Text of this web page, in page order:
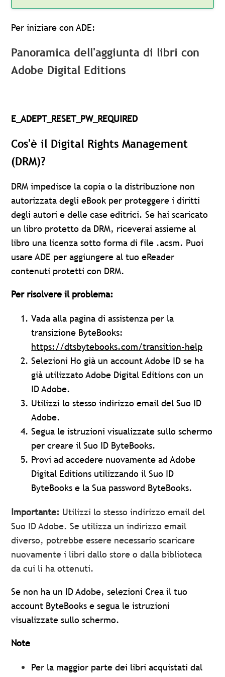
Per iniziare con ADE:
Panoramica dell'aggiunta di libri con
Adobe Digital Editions
E_ADEPT_RESET_PW_REQUIRED
Cos'è il Digital Rights Management
(DRM)?
DRM impedisce la copia o la distribuzione non
autorizzata degli eBook per proteggere i diritti
degli autori e delle case editrici. Se hai scaricato
un libro protetto da DRM, riceverai assieme al
libro una licenza sotto forma di file .acsm. Puoi
usare ADE per aggiungere al tuo eReader
contenuti protetti con DRM.
Per risolvere il problema:
Vada alla pagina di assistenza per la
transizione ByteBooks:
https://dtsbytebooks.com/transition-help
Selezioni Ho già un account Adobe ID se ha
già utilizzato Adobe Digital Editions con un
ID Adobe.
Utilizzi lo stesso indirizzo email del Suo ID
Adobe.
Segua le istruzioni visualizzate sullo schermo
per creare il Suo ID ByteBooks.
Provi ad accedere nuovamente ad Adobe
Digital Editions utilizzando il Suo ID
ByteBooks e la Sua password ByteBooks.
Importante: Utilizzi lo stesso indirizzo email del
Suo ID Adobe. Se utilizza un indirizzo email
diverso, potrebbe essere necessario scaricare
nuovamente i libri dallo store o dalla biblioteca
da cui li ha ottenuti.
Se non ha un ID Adobe, selezioni Crea il tuo
account ByteBooks e segua le istruzioni
visualizzate sullo schermo.
Note
Per la maggior parte dei libri acquistati dal